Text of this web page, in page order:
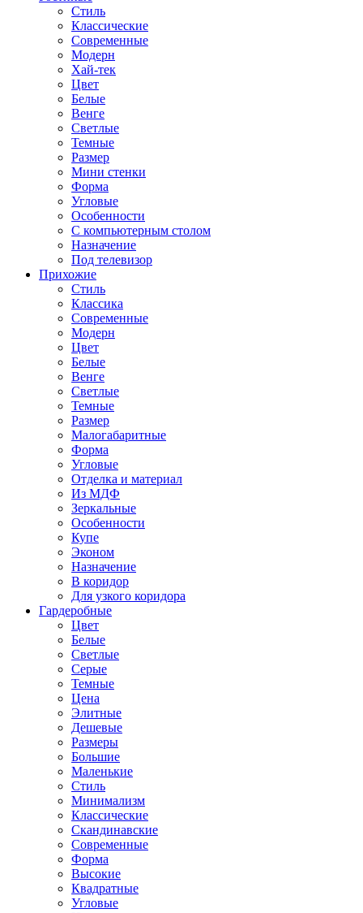
Стиль
Классические
Современные
Модерн
Хай-тек
Цвет
Белые
Венге
Светлые
Темные
Размер
Мини стенки
Форма
Угловые
Особенности
С компьютерным столом
Назначение
Под телевизор
Прихожие
Стиль
Классика
Современные
Модерн
Цвет
Белые
Венге
Светлые
Темные
Размер
Малогабаритные
Форма
Угловые
Отделка и материал
Из МДФ
Зеркальные
Особенности
Купе
Эконом
Назначение
В коридор
Для узкого коридора
Гардеробные
Цвет
Белые
Светлые
Серые
Темные
Цена
Элитные
Дешевые
Размеры
Большие
Маленькие
Стиль
Минимализм
Классические
Скандинавские
Современные
Форма
Высокие
Квадратные
Угловые